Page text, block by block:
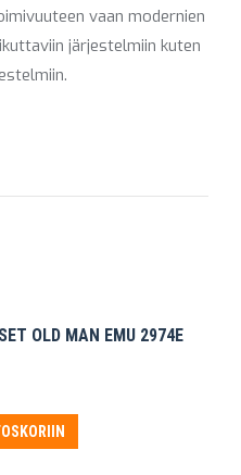
vaan modernien
järjestelmiin kuten
OLD MAN EMU 2974E